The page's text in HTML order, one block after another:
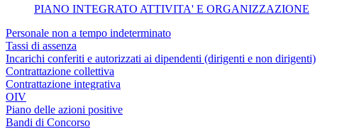
PIANO INTEGRATO ATTIVITA' E ORGANIZZAZIONE
Personale non a tempo indeterminato
Tassi di assenza
Incarichi conferiti e autorizzati ai dipendenti (dirigenti e non dirigenti)
Contrattazione collettiva
Contrattazione integrativa
OIV
Piano delle azioni positive
Bandi di Concorso